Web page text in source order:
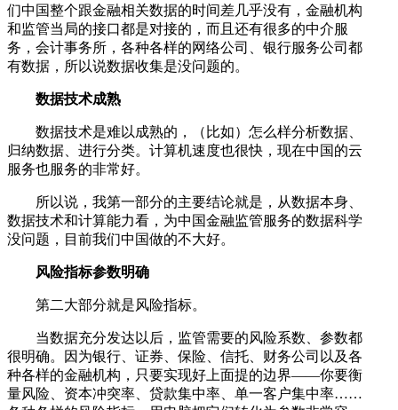
们中国整个跟金融相关数据的时间差几乎没有，金融机构
和监管当局的接口都是对接的，而且还有很多的中介服
务，会计事务所，各种各样的网络公司、银行服务公司都
有数据，所以说数据收集是没问题的。
数据技术成熟
数据技术是难以成熟的，（比如）怎么样分析数据、
归纳数据、进行分类。计算机速度也很快，现在中国的云
服务也服务的非常好。
所以说，我第一部分的主要结论就是，从数据本身、
数据技术和计算能力看，为中国金融监管服务的数据科学
没问题，目前我们中国做的不大好。
风险指标参数明确
第二大部分就是风险指标。
当数据充分发达以后，监管需要的风险系数、参数都
很明确。因为银行、证券、保险、信托、财务公司以及各
种各样的金融机构，只要实现好上面提的边界——你要衡
量风险、资本冲突率、贷款集中率、单一客户集中率……